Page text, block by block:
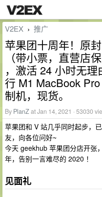
V2EX › 推广
苹果团十周年！原
（带小票，直营店
，激活 24 小时无
行 M1 MacBook
制机，现货。
By PlanZat Jan 14, 2021 · 53030
苹果团和 V 站几乎同时起步，
友，向各位问好~
今天 geekhub 苹果团分店开张
年，告别一言难尽的 2020 ！
见面礼